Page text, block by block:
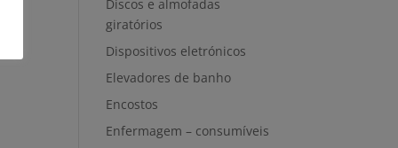
Discos e almofadas
giratórios
Dispositivos eletrónicos
Elevadores de banho
Encostos
Enfermagem – consumíveis